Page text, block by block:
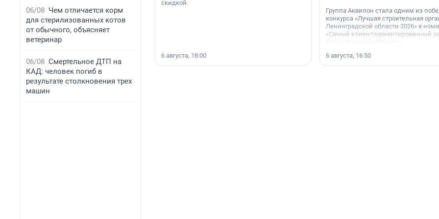
06/08 Чем отличается корм
для стерилизованных котов
от обычного, объясняет
ветеринар
06/08 Смертельное ДТП на
КАД: человек погиб в
результате столкновения трех
машин
скидкой.
6 августа, 18:00
Группа Аквилон стала одним из
конкурса «Лучшая строительная
Ленинградской области 2026» в
«Самый клиентоориентированный
Ленинградской области».
6 августа, 16:50